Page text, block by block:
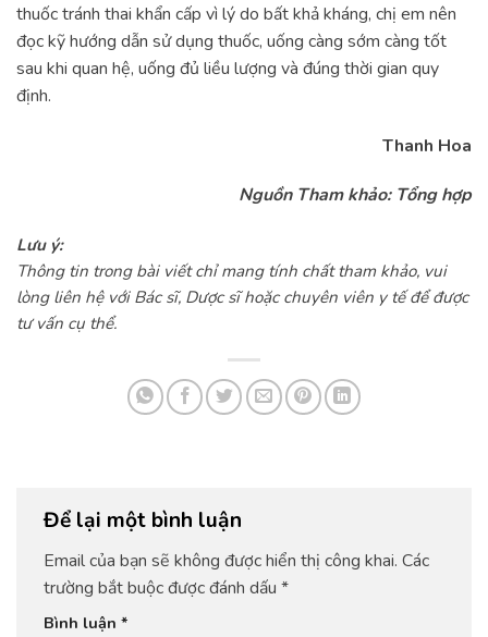
thuốc tránh thai khẩn cấp vì lý do bất khả kháng, chị em nên
đọc kỹ hướng dẫn sử dụng thuốc, uống càng sớm càng tốt
sau khi quan hệ, uống đủ liều lượng và đúng thời gian quy
định.
Thanh Hoa
Nguồn Tham khảo: Tổng hợp
Lưu ý:
Thông tin trong bài viết chỉ mang tính chất tham khảo, vui
lòng liên hệ với Bác sĩ, Dược sĩ hoặc chuyên viên y tế để được
tư vấn cụ thể.
Để lại một bình luận
Email của bạn sẽ không được hiển thị công khai. Các
trường bắt buộc được đánh dấu *
Bình luận *